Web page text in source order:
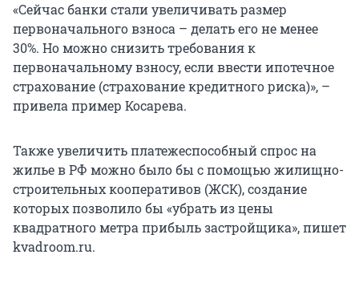
«Сейчас банки стали увеличивать размер
первоначального взноса – делать его не менее
30%. Но можно снизить требования к
первоначальному взносу, если ввести ипотечное
страхование (страхование кредитного риска)», –
привела пример Косарева.
Также увеличить платежеспособный спрос на
жилье в РФ можно было бы с помощью жилищно-
строительных кооперативов (ЖСК), создание
которых позволило бы «убрать из цены
квадратного метра прибыль застройщика», пишет
kvadroom.ru.